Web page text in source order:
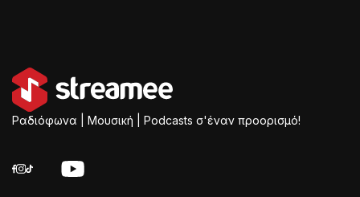
Ραδιόφωνα | Μουσική | Podcasts σ'έναν προορισμό!